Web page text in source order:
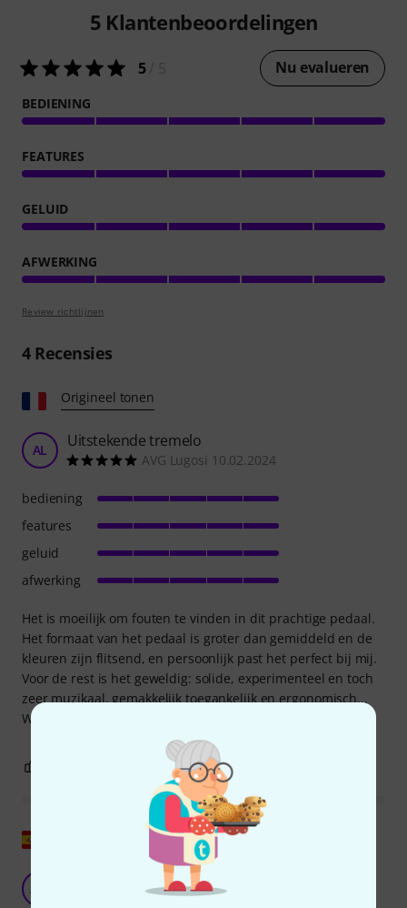
5 Klantenbeoordelingen
5/ 5 Nu evalueren
BEDIENING
FEATURES
GELUID
AFWERKING
Review richtlijnen
4Recensies
Origineel tonen
AL Uitstekende tremelo
AVG Lugosi 10.02.2024
Het is moeilijk om fouten te vinden in dit prachtige pedaal.
Het formaat van het pedaal is groter dan gemiddeld en de
kleuren zijn flitsend, en persoonlijk past het perfect bij mij.
Voor de rest is het geweldig: solide, experimenteel en toch
zeer muzikaal, gemakkelijk toegankelijk en ergonomisch...
Wat kan ik nog meer zeggen?
bediening
features
geluid
afwerking
EVALUATIE MELDEN
Origineel tonen
AM Het beste analoge tremolopedaal
Alex Martz 22.04.2025